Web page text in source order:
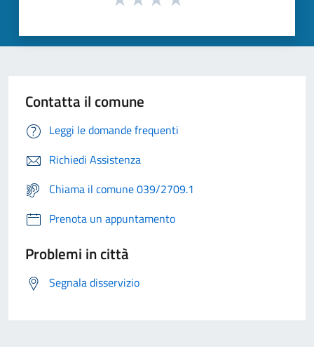
Contatta il comune
Leggi le domande frequenti
Richiedi Assistenza
Chiama il comune 039/2709.1
Prenota un appuntamento
Problemi in città
Segnala disservizio